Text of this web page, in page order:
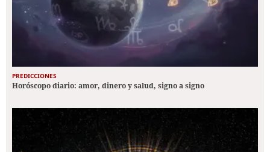
PREDICCIONES
Horóscopo diario: amor, dinero y salud, signo a signo